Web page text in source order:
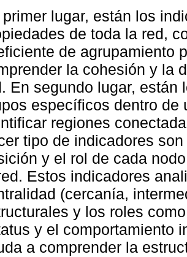
primer lugar, están los
de toda la red,
de agrupamiento
la cohesión y la
En segundo lugar,
específicos dentro de
regiones
tipo de indicadores
y el rol de cada
Estos indicadores
(cercanía,
y los roles
y el comportamiento
a comprender la